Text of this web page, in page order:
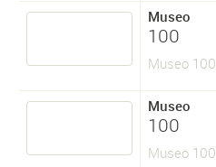
Museo
100
Museo 100
Museo
100
Museo 100